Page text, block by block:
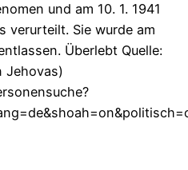
und am 10. 1. 1941
verurteilt. Sie wurde am
Überlebt Quelle:
Jehovas)